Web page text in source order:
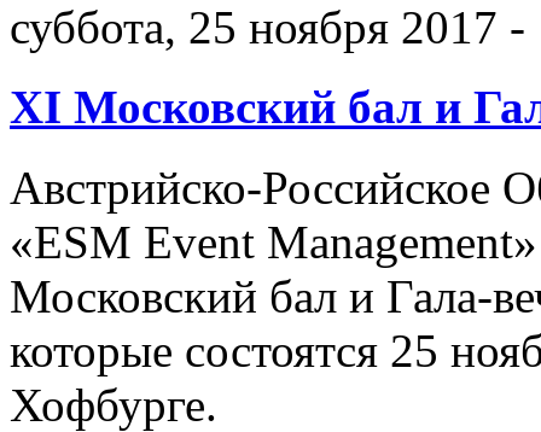
суббота, 25 ноября 2017
XI Московский бал и
Австрийско-
«ESM Event
Московский бал и Гала-
которые состоятся 25
Хофбурге.